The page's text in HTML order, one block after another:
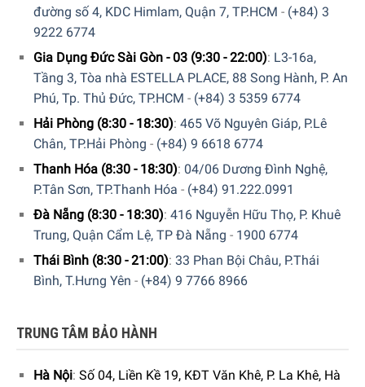
đường số 4, KDC Himlam, Quận 7, TP.HCM - (+84) 3
9222 6774
Gia Dụng Đức Sài Gòn - 03 (9:30 - 22:00): L3-16a,
Tầng 3, Tòa nhà ESTELLA PLACE, 88 Song Hành, P. An
Phú, Tp. Thủ Đức, TP.HCM - (+84) 3 5359 6774
Hải Phòng (8:30 - 18:30): 465 Võ Nguyên Giáp, P.Lê
Chân, TP.Hải Phòng - (+84) 9 6618 6774
Thanh Hóa (8:30 - 18:30): 04/06 Dương Đình Nghệ,
P.Tân Sơn, TP.Thanh Hóa - (+84) 91.222.0991
Đà Nẵng (8:30 - 18:30): 416 Nguyễn Hữu Thọ, P. Khuê
Trung, Quận Cẩm Lệ, TP Đà Nẵng - 1900 6774
Thái Bình (8:30 - 21:00): 33 Phan Bội Châu, P.Thái
Bình, T.Hưng Yên - (+84) 9 7766 8966
TRUNG TÂM BẢO HÀNH
Hà Nội: Số 04, Liền Kề 19, KĐT Văn Khê, P. La Khê, Hà